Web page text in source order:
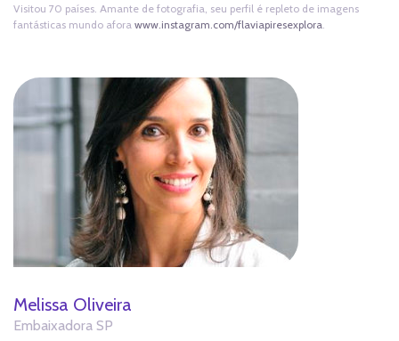
Visitou 70 países. Amante de fotografia, seu perfil é repleto de imagens
fantásticas mundo afora www.instagram.com/flaviapiresexplora
Melissa Oliveira
Embaixadora SP